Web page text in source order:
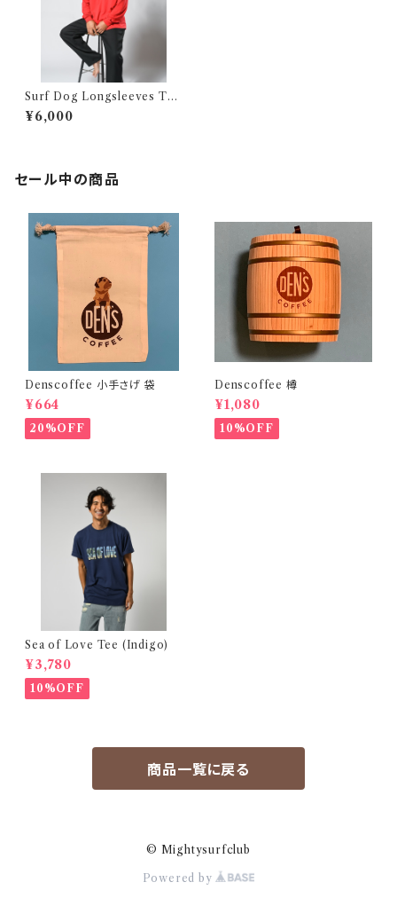
Surf Dog Longsleeves Tee
Red
¥6,000
セール中の商品
Denscoffee 小手さげ 袋
¥664
20%OFF
Denscoffee 樽
¥1,080
10%OFF
Sea of Love Tee (Indigo)
¥3,780
10%OFF
商品一覧に戻る
© Mightysurfclub
Powered by